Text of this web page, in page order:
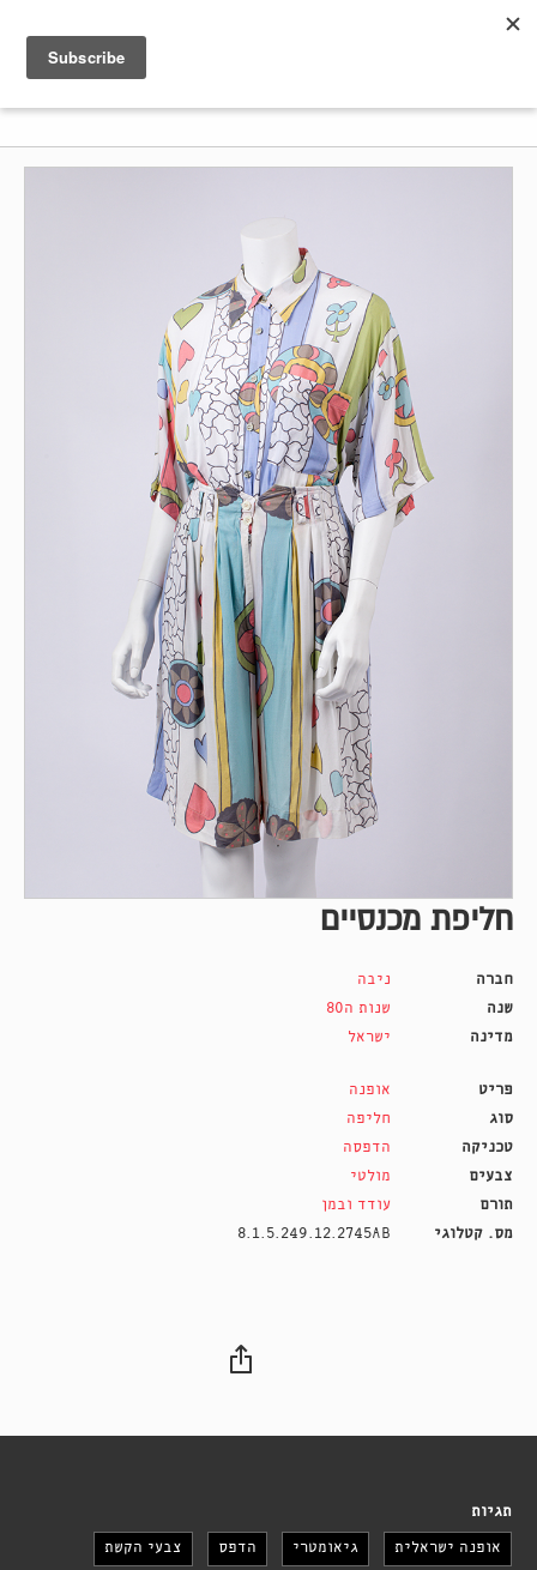
חליפת מכנסיים
חברה
ניבה
שנה
שנות ה80
מדינה
ישראל
פריט
אופנה
סוג
חליפה
טכניקה
הדפסה
צבעים
מולטי
תורם
עודד ובמן
מס. קטלוגי
8.1.5.249.12.2745AB
תגיות
אופנה ישראלית גיאומטרי הדפס צבעי הקשת